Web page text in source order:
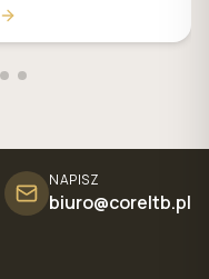
NAPISZ
biuro@coreltb.pl